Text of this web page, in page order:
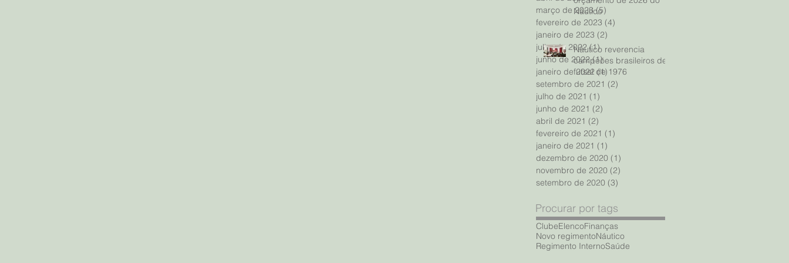
março de 2023 (5)
fevereiro de 2023 (4)
janeiro de 2023 (2)
julho de 2022 (1)1 post
junho de 2022 (1)1 post
janeiro de 2022 (1) 1 post
setembro de 2021 (2)
julho de 2021 (1)
junho de 2021 (2)
abril de 2021 (2)
fevereiro de 2021 (1)
janeiro de 2021 (1)
dezembro de 2020 (1)
novembro de 2020 (2)
setembro de 2020 (3)
Procurar por tags
ClubeElencoFinanças
Novo regimentoNáutico
Regimento InternoSaúde
Náutico
Náutico reverencia
campeões brasileiros de
futsal de 1976